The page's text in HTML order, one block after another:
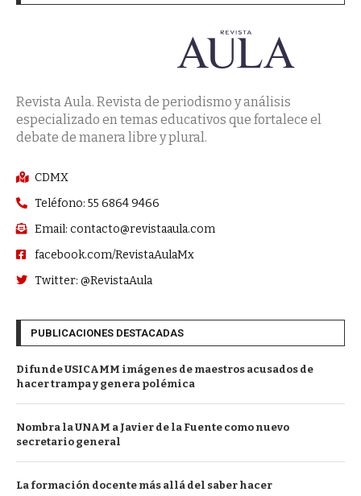
Revista Aula. Revista de periodismo y análisis
especializado en temas educativos que fortalece el
debate de manera libre y plural.
CDMX
Teléfono: 55 6864 9466
Email: contacto@revistaaula.com
facebook.com/RevistaAulaMx
Twitter: @RevistaAula
PUBLICACIONES DESTACADAS
Difunde USICAMM imágenes de maestros acusados de
hacer trampa y genera polémica
Nombra la UNAM a Javier de la Fuente como nuevo
secretario general
La formación docente más allá del saber hacer